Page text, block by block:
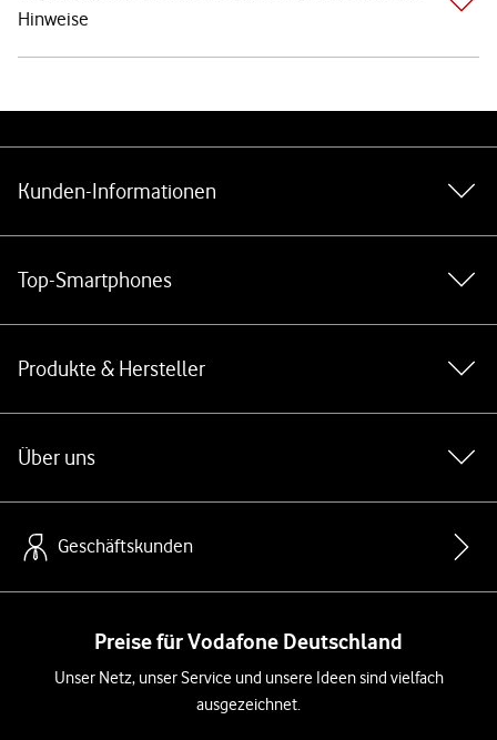
Hinweise
Kunden-Informationen
Top-Smartphones
Produkte & Hersteller
Über uns
Geschäftskunden
Preise für Vodafone Deutschland
Unser Netz, unser Service und unsere Ideen sind vielfach
ausgezeichnet.